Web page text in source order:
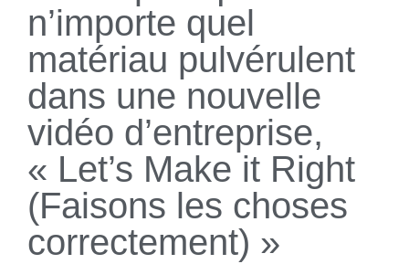
n’importe quel
matériau pulvérulent
dans une nouvelle
vidéo d’entreprise,
« Let’s Make it Right
(Faisons les choses
correctement) »